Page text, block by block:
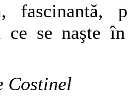
fascinantă,
ce se naşte
Costinel